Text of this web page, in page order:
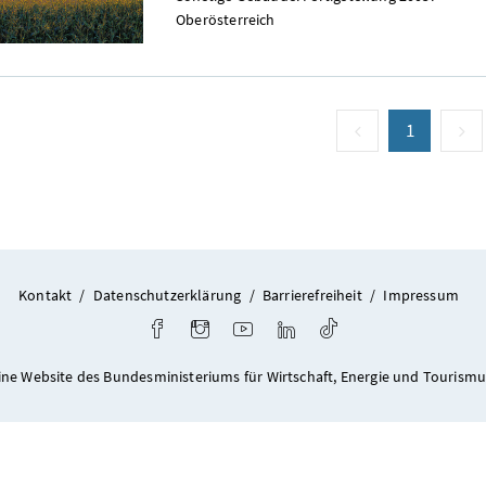
Oberösterreich
vorige Seite
Seite
1(aktuell)
Kontakt / Datenschutzerklärung / Barrierefreiheit / Impressum
FacebookInstagramYoutube LinkedIn
Website des Bundesministeriums für Wirtschaft, Energie und